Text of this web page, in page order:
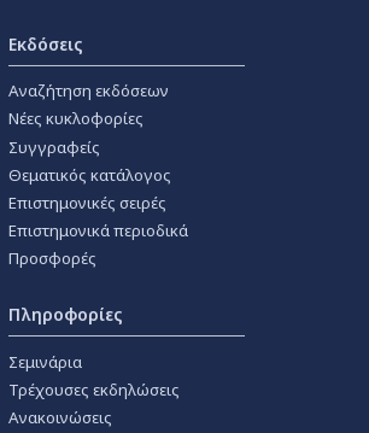
Εκδόσεις
Αναζήτηση εκδόσεων
Νέες κυκλοφορίες
Συγγραφείς
Θεματικός κατάλογος
Επιστημονικές σειρές
Επιστημονικά περιοδικά
Προσφορές
Πληροφορίες
Σεμινάρια
Τρέχουσες εκδηλώσεις
Ανακοινώσεις